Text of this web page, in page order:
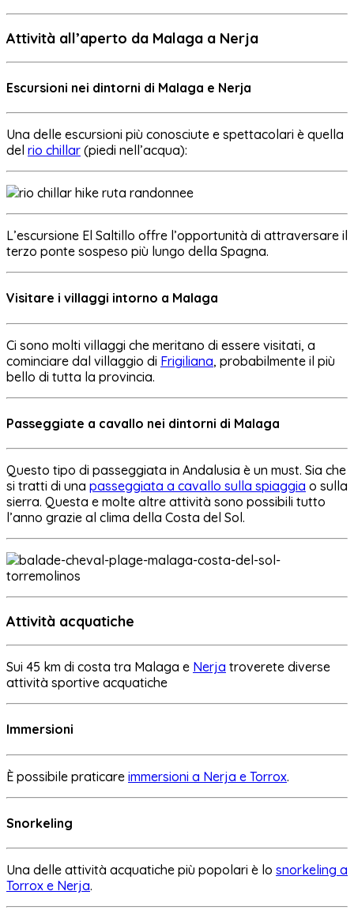
Attività all’aperto da Malaga a Nerja
Escursioni nei dintorni di Malaga e Nerja
Una delle escursioni più conosciute e spettacolari è quella
del rio chillar (piedi nell’acqua):
L’escursione El Saltillo offre l’opportunità di attraversare il
terzo ponte sospeso più lungo della Spagna.
Visitare i villaggi intorno a Malaga
Ci sono molti villaggi che meritano di essere visitati, a
cominciare dal villaggio di Frigiliana, probabilmente il più
bello di tutta la provincia.
Passeggiate a cavallo nei dintorni di Malaga
Questo tipo di passeggiata in Andalusia è un must. Sia che
si tratti di una passeggiata a cavallo sulla spiaggia o sulla
sierra. Questa e molte altre attività sono possibili tutto
l’anno grazie al clima della Costa del Sol.
Attività acquatiche
Sui 45 km di costa tra Malaga e Nerja troverete diverse
attività sportive acquatiche
Immersioni
È possibile praticare immersioni a Nerja e Torrox.
Snorkeling
Una delle attività acquatiche più popolari è lo snorkeling a
Torrox e Nerja.